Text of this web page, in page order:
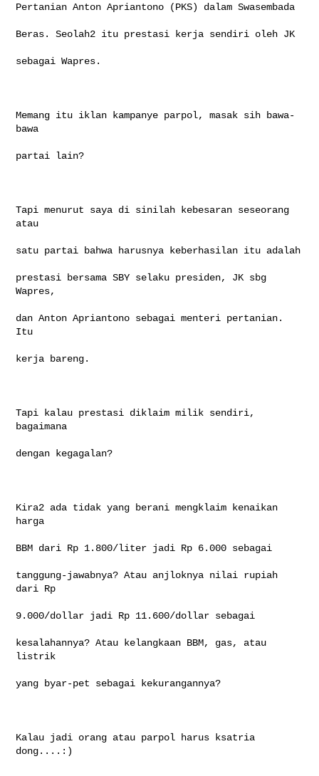
Pertanian Anton Apriantono (PKS) dalam Swasembada
Beras. Seolah2 itu prestasi kerja sendiri oleh JK
sebagai Wapres.
Memang itu iklan kampanye parpol, masak sih bawa-
bawa
partai lain?
Tapi menurut saya di sinilah kebesaran seseorang
atau
satu partai bahwa harusnya keberhasilan itu adalah
prestasi bersama SBY selaku presiden, JK sbg
Wapres,
dan Anton Apriantono sebagai menteri pertanian.
Itu
kerja bareng.
Tapi kalau prestasi diklaim milik sendiri,
bagaimana
dengan kegagalan?
Kira2 ada tidak yang berani mengklaim kenaikan
harga
BBM dari Rp 1.800/liter jadi Rp 6.000 sebagai
tanggung-jawabnya? Atau anjloknya nilai rupiah
dari Rp
9.000/dollar jadi Rp 11.600/dollar sebagai
kesalahannya? Atau kelangkaan BBM, gas, atau
listrik
yang byar-pet sebagai kekurangannya?
Kalau jadi orang atau parpol harus ksatria
dong....:)